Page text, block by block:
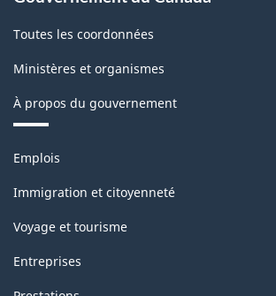
Toutes les coordonnées
Ministères et organismes
À propos du gouvernement
Thèmes
sujets
Emplois
Immigration et citoyenneté
Voyage et tourisme
Entreprises